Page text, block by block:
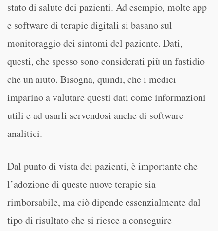
stato di salute dei pazienti. Ad esempio, molte app
e software di terapie digitali si basano sul
monitoraggio dei sintomi del paziente. Dati,
questi, che spesso sono considerati più un fastidio
che un aiuto. Bisogna, quindi, che i medici
imparino a valutare questi dati come informazioni
utili e ad usarli servendosi anche di software
analitici.
Dal punto di vista dei pazienti, è importante che
l’adozione di queste nuove terapie sia
rimborsabile, ma ciò dipende essenzialmente dal
tipo di risultato che si riesce a conseguire